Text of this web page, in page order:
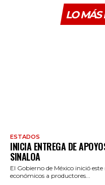
LO MÁS
ESTADOS
INICIA ENTREGA DE
SINALOA
El Gobierno de México inició
económicos a productores...